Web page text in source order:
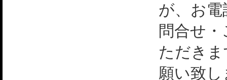
が、お
問合せ
ただき
願い致